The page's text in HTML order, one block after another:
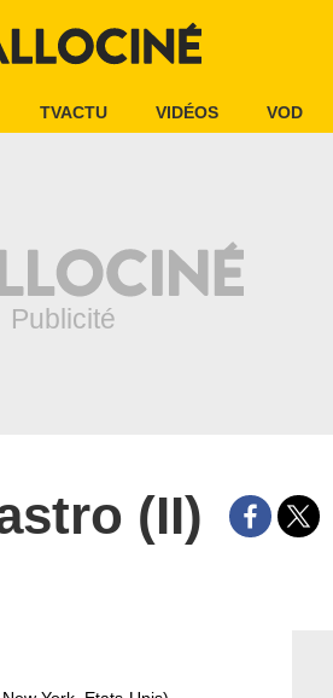
TVACTU VIDÉOS VOD
(II)